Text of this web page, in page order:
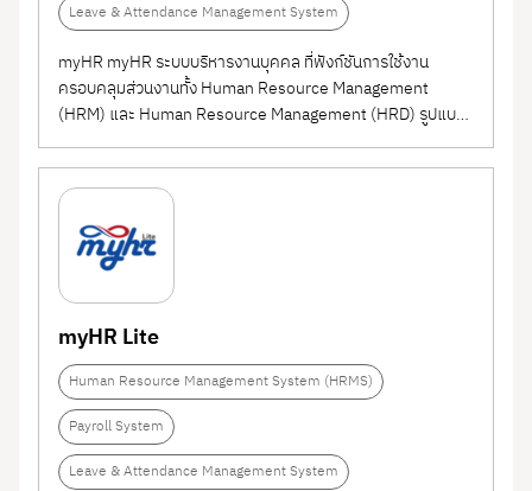
Leave & Attendance Management System
myHR myHR ระบบบริหารงานบุคคล ที่ฟังก์ชันการใช้งาน
ครอบคลุมส่วนงานทั้ง Human Resource Management
(HRM) และ Human Resource Management (HRD) รูปแบบ
Web Application สามารถใช้งาน Anywhere Anytime ผ่าน
ระบบอินเตอร์เน็ต นอกจากการใช้งานบน Web มีระบบ ZeeMe
Application การใช้งาน Employee Self Service ผ่านแอพลิ
เคชั่นมือถือ...
myHR Lite
Human Resource Management System (HRMS)
Payroll System
Leave & Attendance Management System